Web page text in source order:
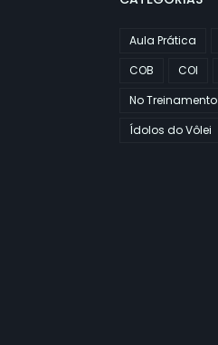
Aula Prática
COB
COI
No Treinamento
Ídolos do Vôlei